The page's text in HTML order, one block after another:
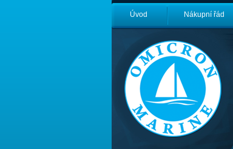
Úvod Nákupní řád